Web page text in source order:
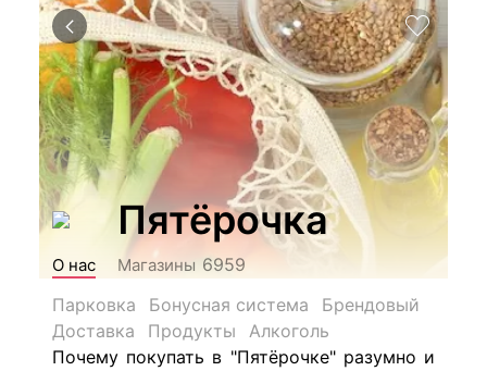
Пятёрочка
О нас Магазины 6959
Парковка
Бонусная система
Брендовый
Доставка
Продукты
Алкоголь
Почему покупать в "Пятёрочке" разумно и